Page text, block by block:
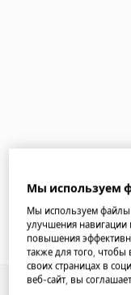
Мы используем
Мы используем
улучшения навигации
повышения
также для того,
своих страницах в
веб-сайт, вы